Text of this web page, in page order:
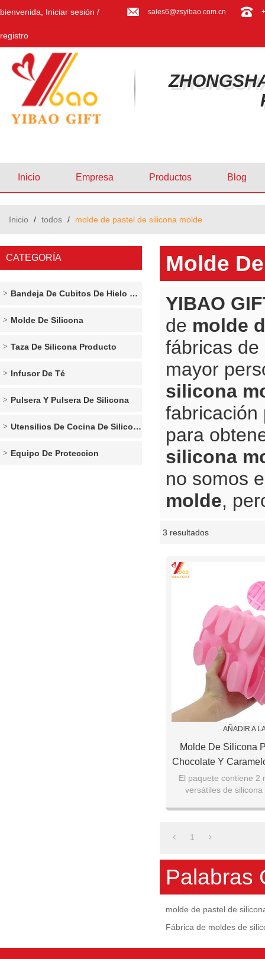
bienvenida, Iniciar sesión /
registro
sales6@zsyibao.com.cn
Inicio Empresa Productos Blog
Inicio / todos / molde de pastel de silicona molde
CATEGORÍA
Bandeja De Cubitos De Hielo De Silicona
Molde De Silicona
Taza De Silicona Producto
Infusor De Té
Pulsera Y Pulsera De Silicona
Utensilios De Cocina De Silicona
Equipo De Proteccion
Molde
YIBAO
de molde
fábricas de
mayor
silicona
fabricación
para
silicona
no somos
molde,
3 resultados
AÑADIR A
Molde De Silicona
Chocolate Y
Bolsas Selladas
El paquete contiene 2
versátiles de
1
Palabras
molde de pastel de
Fábrica de moldes de